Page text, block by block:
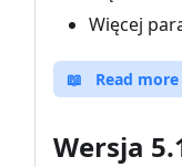
Więcej
📖 Read more
Wersja